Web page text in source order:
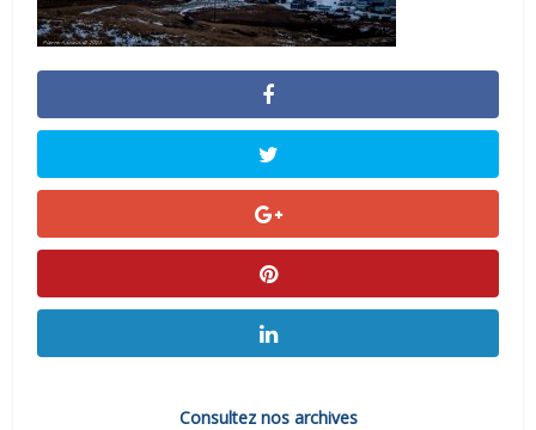
Consultez nos archives